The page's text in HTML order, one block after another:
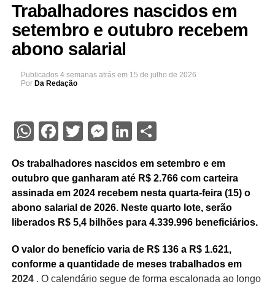
Trabalhadores nascidos em
setembro e outubro recebem
abono salarial
Publicados 4 semanas atrás em 15 de julho de 2026
Por Da Redação
WhatsApp
Facebook
Twitter
Messenger
LinkedIn
Share
Os trabalhadores nascidos em setembro e em
outubro que ganharam até R$ 2.766 com carteira
assinada em 2024 recebem nesta quarta-feira (15) o
abono salarial de 2026. Neste quarto lote, serão
liberados R$ 5,4 bilhões para 4.339.996 beneficiários.
O valor do benefício varia de R$ 136 a R$ 1.621,
conforme a quantidade de meses trabalhados em
2024. O calendário segue de forma escalonada ao longo